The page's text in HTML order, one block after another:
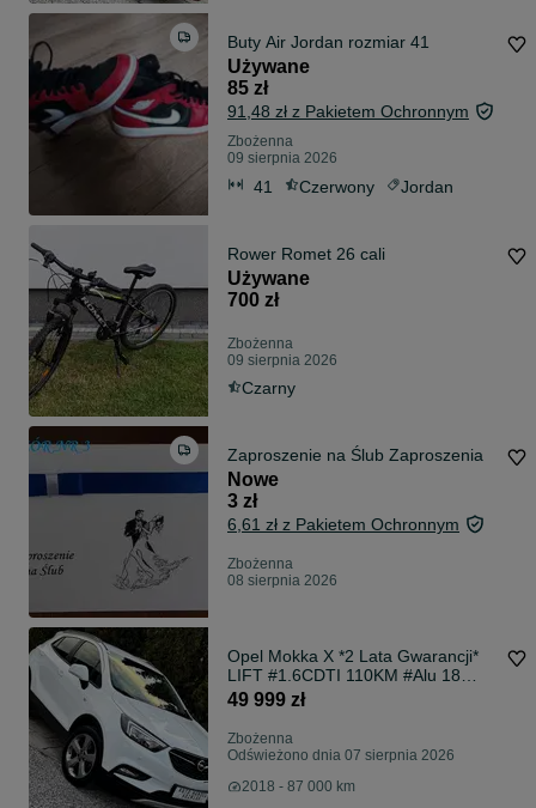
Buty Air Jordan rozmiar 41
Używane
85 zł
91,48 zł z Pakietem Ochronnym
Zbożenna
09 sierpnia 2026
41 Czerwony Jordan
Rower Romet 26 cali
Używane
700 zł
Zbożenna
09 sierpnia 2026
Czarny
Zaproszenie na Ślub Zaproszenia
Nowe
3 zł
6,61 zł z Pakietem Ochronnym
Zbożenna
08 sierpnia 2026
Opel Mokka X *2 Lata Gwarancji*
LIFT #1.6CDTI 110KM #Alu 18
#LED #Nowy Rozrząd
49 999 zł
Zbożenna
Odświeżono dnia 07 sierpnia 2026
2018 - 87 000 km